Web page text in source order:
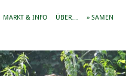
MARKT & INFO ÜBER… » SAMEN